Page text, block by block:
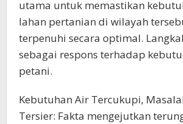
utama untuk memastikan
lahan pertanian di wilayah
terpenuhi secara optimal.
sebagai respons terhadap
petani.
Kebutuhan Air Tercukupi,
Tersier: Fakta mengejutkan